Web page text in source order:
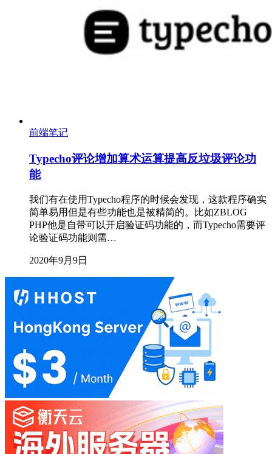
前端笔记
Typecho评论增加算术运算提高反垃圾评论功
能
我们有在使用Typecho程序的时候会发现，这款程序确实
简单易用但是有些功能也是被精简的。比如ZBLOG
PHP他是自带可以开启验证码功能的，而Typecho需要评
论验证码功能则需…
2020年9月9日